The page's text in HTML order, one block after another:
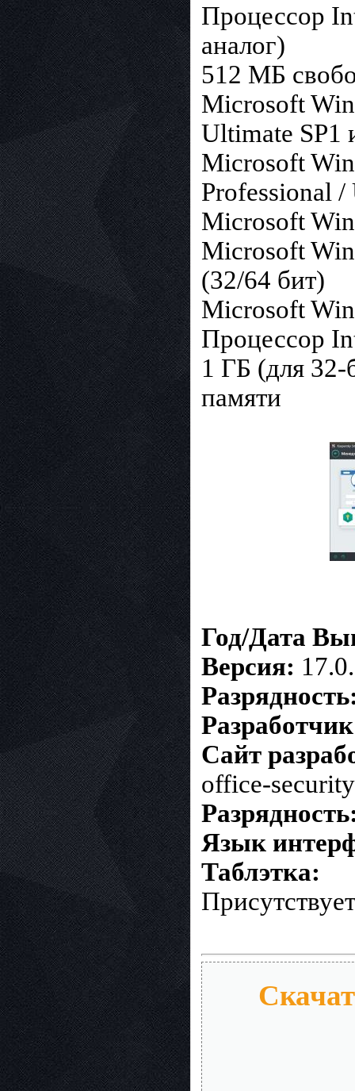
Процессор
аналог)
512 МБ
Microsoft
Ultimate SP1
Microsoft
Professional
Microsoft
Microsoft
(32/64 бит)
Microsoft
Процессор
1 ГБ (для 32-
памяти
Год/Дата
Версия:
Сайт
office-security
Язык
Таблэтка: